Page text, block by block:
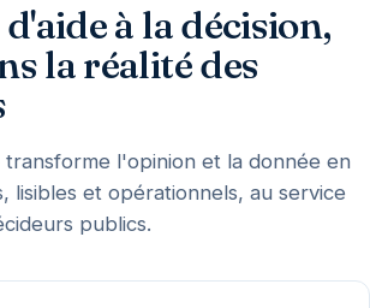
à la décision,
la réalité des
l'opinion et la donnée en
lisibles et opérationnels, au service
publics.